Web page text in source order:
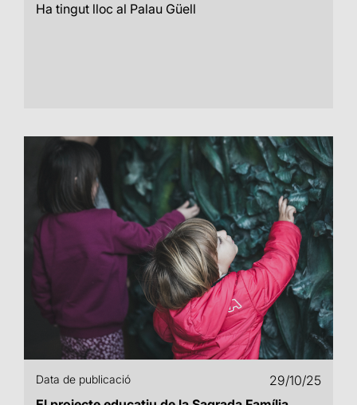
Ha tingut lloc al Palau Güell
Data de publicació
29/10/25